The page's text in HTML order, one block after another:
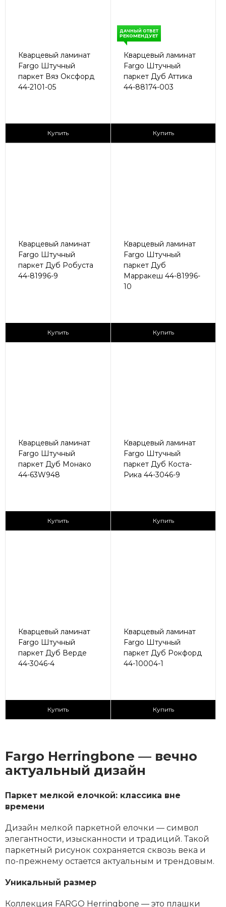
Кварцевый ламинат
Fargo Штучный
паркет Вяз Оксфорд
44-2101-05
2
Купить
ДАЧНЫЙ ОТВЕТ
РЕКОМЕНДУЕТ
Кварцевый ламинат
Fargo Штучный
паркет Дуб Аттика
44-88174-003
2
Купить
Кварцевый ламинат
Fargo Штучный
паркет Дуб Робуста
44-81996-9
2
Купить
Кварцевый ламинат
Fargo Штучный
паркет Дуб
Марракеш 44-81996-
10
2
Купить
Кварцевый ламинат
Fargo Штучный
паркет Дуб Монако
44-63W948
2
Купить
Кварцевый ламинат
Fargo Штучный
паркет Дуб Коста-
Рика 44-3046-9
2
Купить
Кварцевый ламинат
Fargo Штучный
паркет Дуб Верде
44-3046-4
2
Купить
Кварцевый ламинат
Fargo Штучный
паркет Дуб Рокфорд
44-10004-1
2
Купить
Fargo Herringbone — вечно
актуальный дизайн
Паркет мелкой елочкой: классика вне
времени
Дизайн мелкой паркетной елочки — символ
элегантности, изысканности и традиций. Такой
паркетный рисунок сохраняется сквозь века и
по-прежнему остается актуальным и трендовым.
Уникальный размер
Коллекция FARGO Herringbone — это плашки